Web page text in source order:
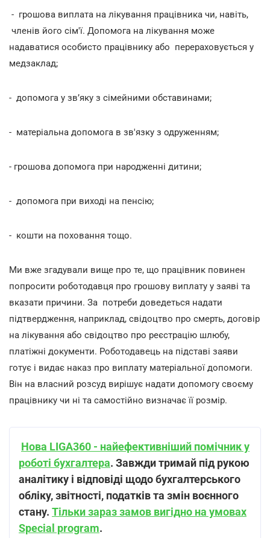
- грошова виплата на лікування працівника чи, навіть,
членів його сім'ї. Допомога на лікування може
надаватися особисто працівнику або перераховується у
медзаклад;
- допомога у зв’яку з сімейними обставинами;
- матеріальна допомога в зв'язку з одруженням;
- грошова допомога при народженні дитини;
- допомога при виході на пенсію;
- кошти на поховання тощо.
Ми вже згадували вище про те, що працівник повинен
попросити роботодавця про грошову виплату у заяві та
вказати причини. За потреби доведеться надати
підтвердження, наприклад, свідоцтво про смерть, договір
на лікування або свідоцтво про реєстрацію шлюбу,
платіжні документи. Роботодавець на підставі заяви
готує і видає наказ про виплату матеріальної допомоги.
Він на власний розсуд вирішує надати допомогу своєму
працівнику чи ні та самостійно визначає її розмір.
Нова LIGA360 - найефективніший помічник у
роботі бухгалтера. Завжди тримай під рукою
аналітику і відповіді щодо бухгалтерського
обліку, звітності, податків та змін воєнного
стану. Тільки зараз замов вигідно на умовах
Special program.